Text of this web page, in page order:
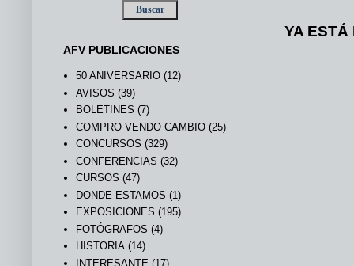
YA ESTÁ
AFV PUBLICACIONES
50 ANIVERSARIO (12)
AVISOS (39)
BOLETINES (7)
COMPRO VENDO CAMBIO (25)
CONCURSOS (329)
CONFERENCIAS (32)
CURSOS (47)
DONDE ESTAMOS (1)
EXPOSICIONES (195)
FOTÓGRAFOS (4)
HISTORIA (14)
INTERESANTE (17)